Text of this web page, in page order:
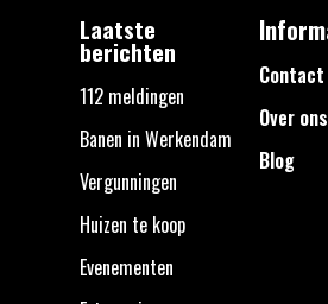
Laatste
berichten
112 meldingen
Banen in Werkendam
Vergunningen
Huizen te koop
Evenementen
Contact
Over ons
Blog